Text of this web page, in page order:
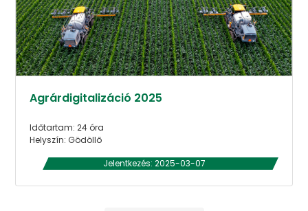
Agrárdigitalizáció 2025
Időtartam: 24 óra
Helyszín: Gödöllő
Jelentkezés: 2025-03-07